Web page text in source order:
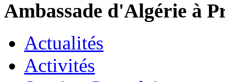
Ambassade d'Algérie à
Actualités
Activités